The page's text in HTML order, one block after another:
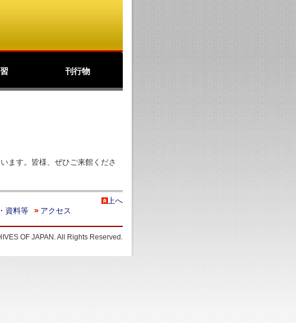
室の
展示
刊行物
公文書館ニュース
アーカイブズ
北の丸
パンフレット(PDF)
ます。皆様、ぜひご来館くださ
上へ
資料等
アクセス
OF JAPAN. All Rights Reserved.